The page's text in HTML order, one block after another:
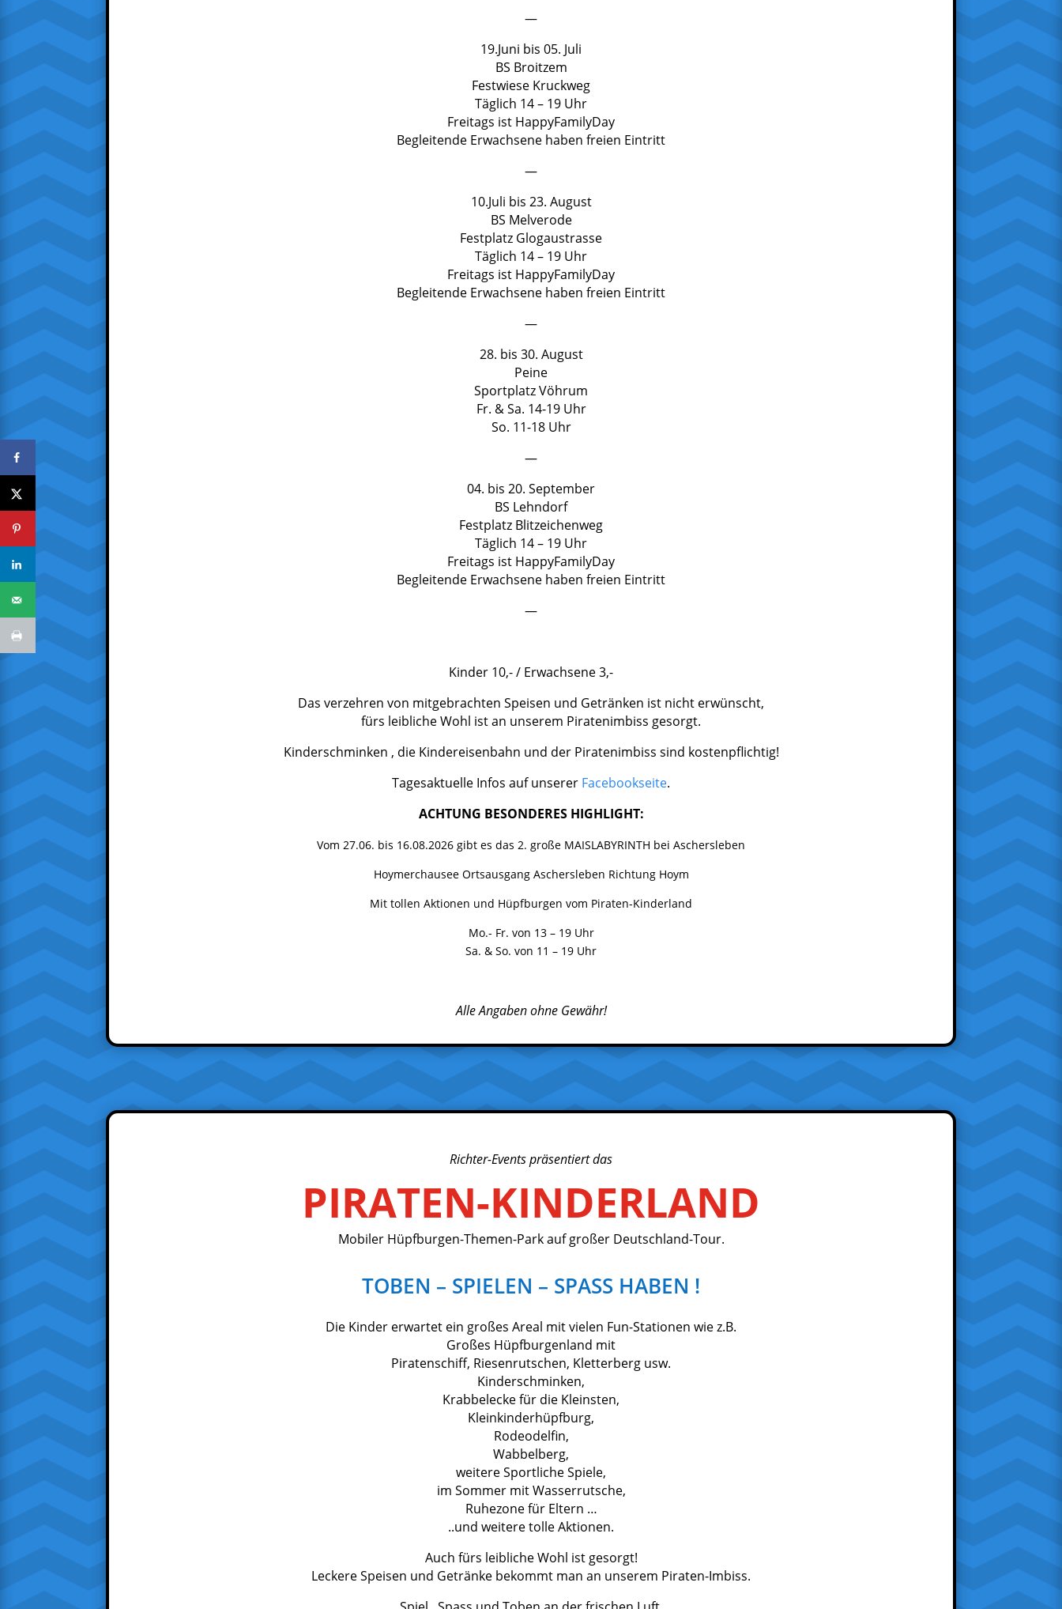
—
19.Juni bis 05. Juli
BS Broitzem
Festwiese Kruckweg
Täglich 14 – 19 Uhr
Freitags ist HappyFamilyDay
Begleitende Erwachsene haben freien Eintritt
—
10.Juli bis 23. August
BS Melverode
Festplatz Glogaustrasse
Täglich 14 – 19 Uhr
Freitags ist HappyFamilyDay
Begleitende Erwachsene haben freien Eintritt
—
28. bis 30. August
Peine
Sportplatz Vöhrum
Fr. & Sa. 14-19 Uhr
So. 11-18 Uhr
—
04. bis 20. September
BS Lehndorf
Festplatz Blitzeichenweg
Täglich 14 – 19 Uhr
Freitags ist HappyFamilyDay
Begleitende Erwachsene haben freien Eintritt
—
Kinder 10,- / Erwachsene 3,-
Das verzehren von mitgebrachten Speisen und Getränken ist nicht erwünscht,
fürs leibliche Wohl ist an unserem Piratenimbiss gesorgt.
Kinderschminken , die Kindereisenbahn und der Piratenimbiss sind kostenpflichtig!
Tagesaktuelle Infos auf unserer Facebookseite.
ACHTUNG BESONDERES HIGHLIGHT:
Vom 27.06. bis 16.08.2026 gibt es das 2. große MAISLABYRINTH bei Aschersleben
Hoymerchausee Ortsausgang Aschersleben Richtung Hoym
Mit tollen Aktionen und Hüpfburgen vom Piraten-Kinderland
Mo.- Fr. von 13 – 19 Uhr
Sa. & So. von 11 – 19 Uhr
Alle Angaben ohne Gewähr!
Richter-Events präsentiert das
PIRATEN-KINDERLAND
Mobiler Hüpfburgen-Themen-Park auf großer Deutschland-Tour.
TOBEN – SPIELEN – SPASS HABEN !
Die Kinder erwartet ein großes Areal mit vielen Fun-Stationen wie z.B.
Großes Hüpfburgenland mit
Piratenschiff, Riesenrutschen, Kletterberg usw.
Kinderschminken,
Krabbelecke für die Kleinsten,
Kleinkinderhüpfburg,
Rodeodelfin,
Wabbelberg,
weitere Sportliche Spiele,
im Sommer mit Wasserrutsche,
Ruhezone für Eltern …
..und weitere tolle Aktionen.
Auch fürs leibliche Wohl ist gesorgt!
Leckere Speisen und Getränke bekommt man an unserem Piraten-Imbiss.